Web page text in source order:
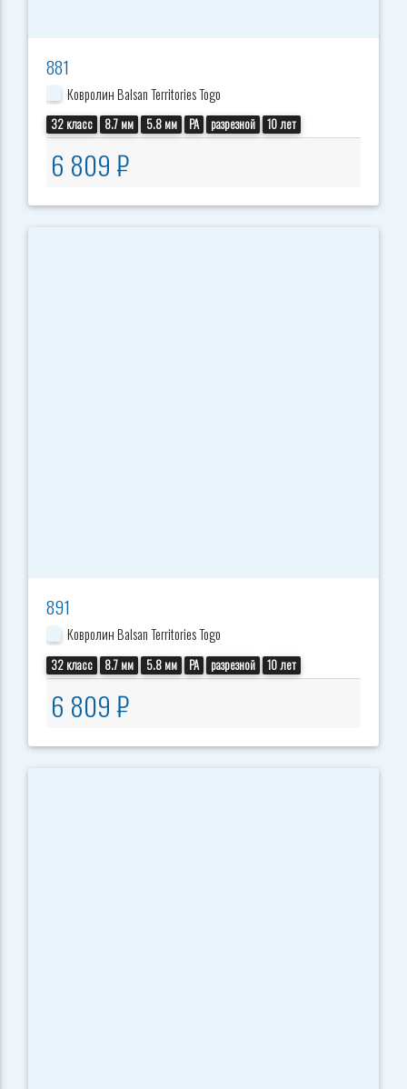
881
Ковролин Balsan Territories Togo
32 класс 8.7 мм 5.8 мм PA разрезной 10 лет
6 809 ₽
891
Ковролин Balsan Territories Togo
32 класс 8.7 мм 5.8 мм PA разрезной 10 лет
6 809 ₽